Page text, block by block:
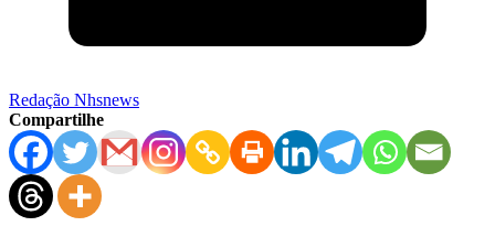
Redação Nhsnews
Compartilhe